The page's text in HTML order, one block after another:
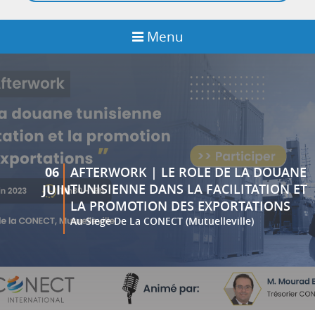
Menu
06
JUIN
AFTERWORK | LE ROLE DE LA DOUANE
TUNISIENNE DANS LA FACILITATION ET
LA PROMOTION DES EXPORTATIONS
Au Siege De La CONECT (Mutuelleville)